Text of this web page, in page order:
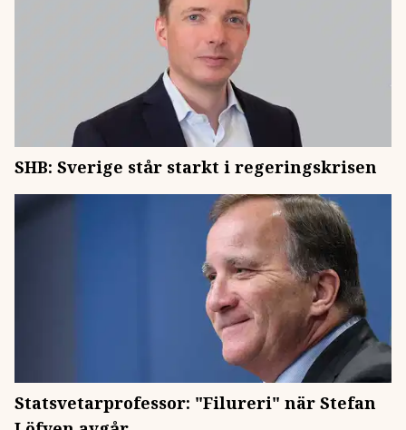
SHB: Sverige står starkt i regeringskrisen
Statsvetarprofessor: "Filureri" när Stefan